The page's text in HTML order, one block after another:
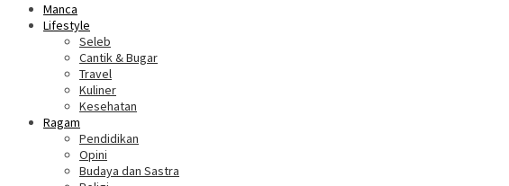
Manca
Lifestyle
Seleb
Cantik & Bugar
Travel
Kuliner
Kesehatan
Ragam
Pendidikan
Opini
Budaya dan Sastra